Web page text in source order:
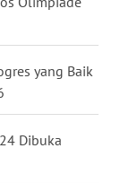
yang Baik
Dibuka